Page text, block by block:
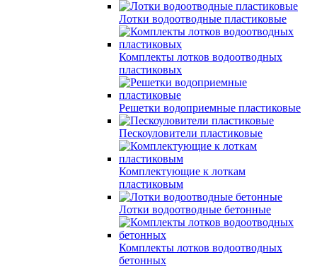
Лотки водоотводные пластиковые
Комплекты лотков водоотводных
пластиковых
Решетки водоприемные пластиковые
Пескоуловители пластиковые
Комплектующие к лоткам
пластиковым
Лотки водоотводные бетонные
Комплекты лотков водоотводных
бетонных